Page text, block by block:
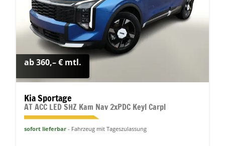
ab 360,– € mtl.
Kia Sportage
AT ACC LED SHZ Kam Nav 2xPDC Keyl Carpl
sofort lieferbar Fahrzeug mit Tageszulassung